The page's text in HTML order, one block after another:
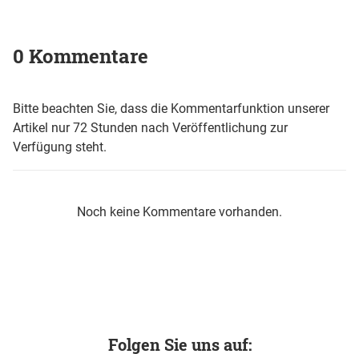
0 Kommentare
Bitte beachten Sie, dass die Kommentarfunktion unserer
Artikel nur 72 Stunden nach Veröffentlichung zur
Verfügung steht.
Noch keine Kommentare vorhanden.
Folgen Sie uns auf: